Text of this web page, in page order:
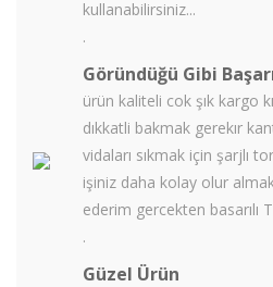
kullanabilirsiniz...
.
Göründüğü Gibi
ürün kaliteli cok şık kargo
dıkkatli bakmak gerekır
vidaları sıkmak için şarjlı
işiniz daha kolay olur
ederim gercekten basarılı
.
Güzel Ürün